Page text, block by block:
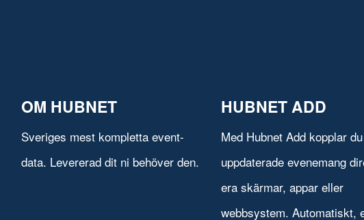
OM HUBNET
Sveriges mest kompletta event-
data. Levererad dit ni behöver den.
HUBNET ADD
Med Hubnet Add kopplar
uppdaterade evenemang
era skärmar, appar eller
webbsystem. Automatiskt,